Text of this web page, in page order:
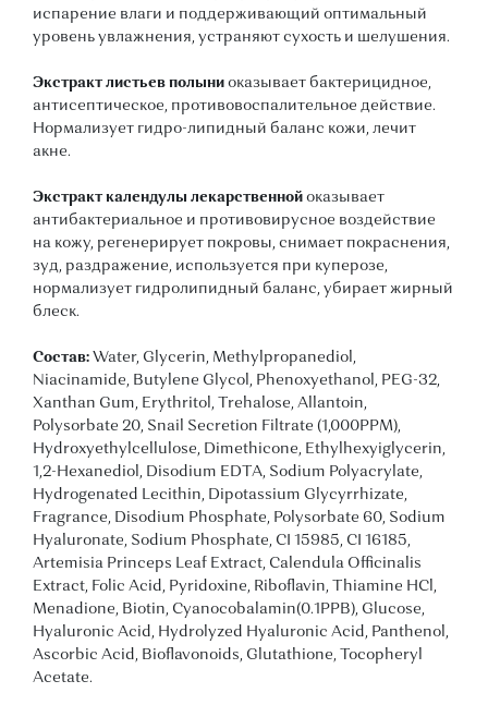
испарение влаги и поддерживающий оптимальный
уровень увлажнения, устраняют сухость и шелушения.
Экстракт листьев полыни оказывает бактерицидное,
антисептическое, противовоспалительное действие.
Нормализует гидро-липидный баланс кожи, лечит
акне.
Экстракт календулы лекарственной оказывает
антибактериальное и противовирусное воздействие
на кожу, регенерирует покровы, снимает покраснения,
зуд, раздражение, используется при куперозе,
нормализует гидролипидный баланс, убирает жирный
блеск.
Состав: Water, Glycerin, Methylpropanediol,
Niacinamide, Butylene Glycol, Phenoxyethanol, PEG-32,
Xanthan Gum, Erythritol, Trehalose, Allantoin,
Polysorbate 20, Snail Secretion Filtrate (1,000PPM),
Hydroxyethylcellulose, Dimethicone, Ethylhexyiglycerin,
1,2-Hexanediol, Disodium EDTA, Sodium Polyacrylate,
Hydrogenated Lecithin, Dipotassium Glycyrrhizate,
Fragrance, Disodium Phosphate, Polysorbate 60, Sodium
Hyaluronate, Sodium Phosphate, CI 15985, CI 16185,
Artemisia Princeps Leaf Extract, Calendula Officinalis
Extract, Folic Acid, Pyridoxine, Riboflavin, Thiamine HCl,
Menadione, Biotin, Cyanocobalamin(0.1PPB), Glucose,
Hyaluronic Acid, Hydrolyzed Hyaluronic Acid, Panthenol,
Ascorbic Acid, Bioflavonoids, Glutathione, Tocopheryl
Acetate.